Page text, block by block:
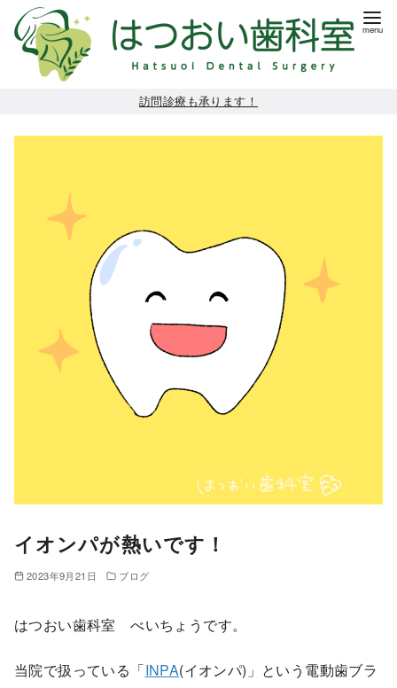
訪問診療も承ります！
イオンパが熱いです！
2023年9月21日 ブログ
はつおい歯科室 べいちょうです。
当院で扱っている「INPA(イオンパ)」という電動歯ブラ